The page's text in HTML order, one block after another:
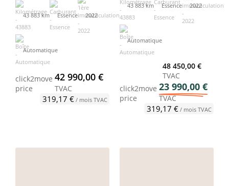
43 883 km Essence 2022
Automatique
click2move
price
42 990,00 €
TVAC
319,17 €/ mois TVAC
43 883 km Essence 2022
Automatique
48 450,00 €
TVAC
click2move
price
23 990,00 €
TVAC
319,17 €/ mois TVAC